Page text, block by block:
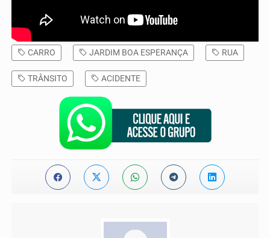
CARRO JARDIM BOA ESPERANÇA RUA
TRÂNSITO ACIDENTE